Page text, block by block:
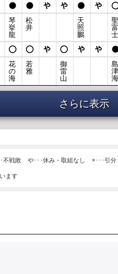
琴
挙
龍
松
井
天
照
鵬
聖
富
士
花
の
海
若
雅
御
雷
山
島
津
海
さらに表示
不戦敗 や･･･休み・取組なし ×･･･引分
ます